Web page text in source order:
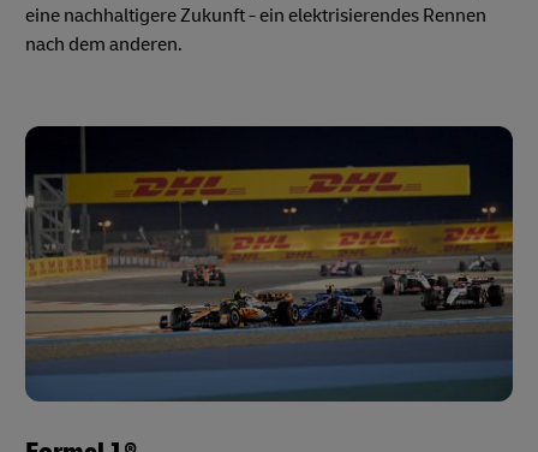
eine nachhaltigere Zukunft - ein elektrisierendes Rennen
nach dem anderen.